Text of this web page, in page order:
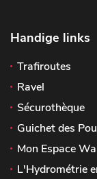
Handige links
Trafiroutes
Ravel
Sécurothèque
Guichet des
Mon Espace
L'Hydrométrie